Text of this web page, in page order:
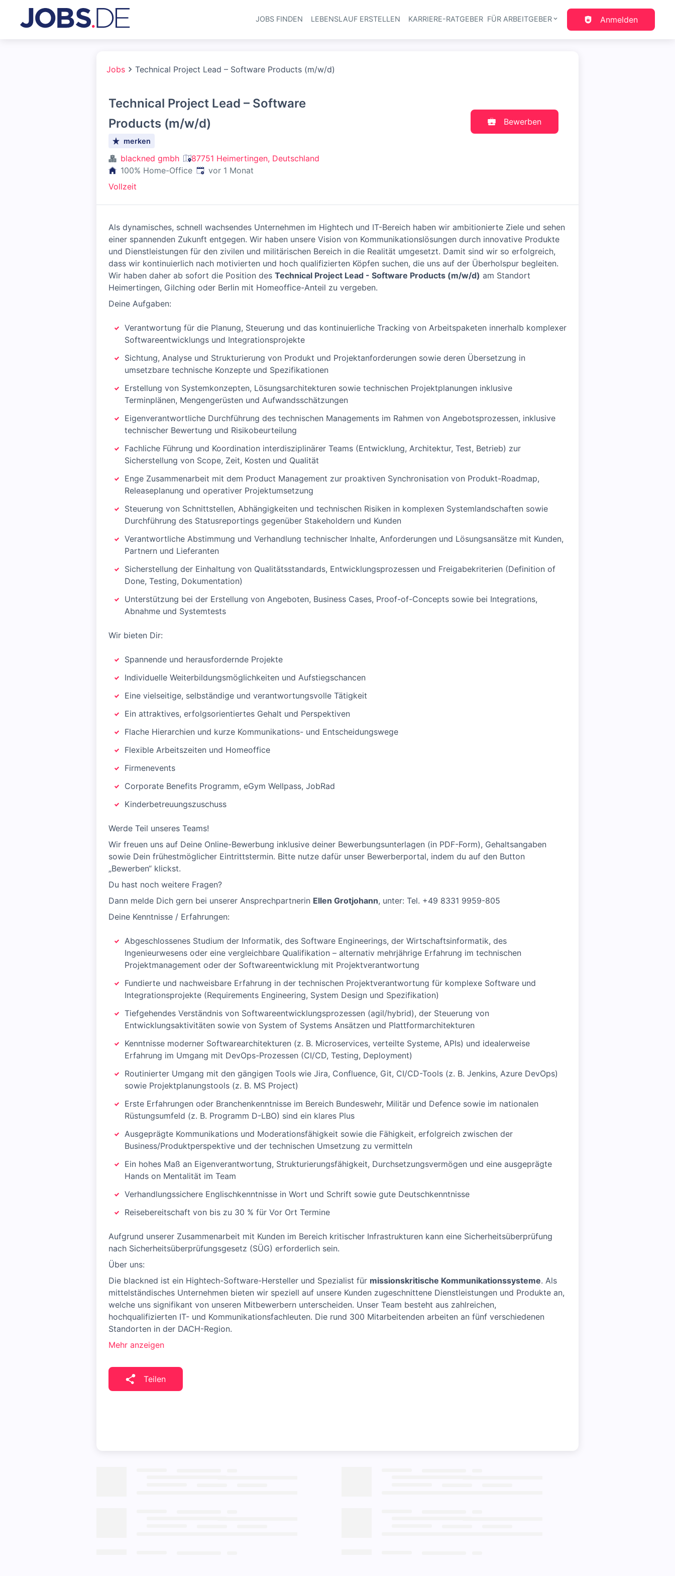
Haupt-Navigation
JOBS FINDEN LEBENSLAUF ERSTELLEN KARRIERE-RATGEBER FÜR ARBEITGEBER Anmelden
Jobs Technical Project Lead – Software Products (m/w/d)
Technical Project Lead – Software
Products (m/w/d)
merken
blackned gmbh
87751 Heimertingen, Deutschland
100% Home-Office Veröffentlicht:
vor 1 Monat
Vollzeit
Bewerben
Als dynamisches, schnell wachsendes Unternehmen im Hightech und IT-Bereich haben wir ambitionierte Ziele und sehen
einer spannenden Zukunft entgegen. Wir haben unsere Vision von Kommunikationslösungen durch innovative Produkte
und Dienstleistungen für den zivilen und militärischen Bereich in die Realität umgesetzt. Damit sind wir so erfolgreich,
dass wir kontinuierlich nach motivierten und hoch qualifizierten Köpfen suchen, die uns auf der Überholspur begleiten.
Wir haben daher ab sofort die Position des Technical Project Lead - Software Products (m/w/d) am Standort
Heimertingen, Gilching oder Berlin mit Homeoffice-Anteil zu vergeben.
Deine Aufgaben:
Verantwortung für die Planung, Steuerung und das kontinuierliche Tracking von Arbeitspaketen innerhalb komplexer
Softwareentwicklungs und Integrationsprojekte
Sichtung, Analyse und Strukturierung von Produkt und Projektanforderungen sowie deren Übersetzung in
umsetzbare technische Konzepte und Spezifikationen
Erstellung von Systemkonzepten, Lösungsarchitekturen sowie technischen Projektplanungen inklusive
Terminplänen, Mengengerüsten und Aufwandsschätzungen
Eigenverantwortliche Durchführung des technischen Managements im Rahmen von Angebotsprozessen, inklusive
technischer Bewertung und Risikobeurteilung
Fachliche Führung und Koordination interdisziplinärer Teams (Entwicklung, Architektur, Test, Betrieb) zur
Sicherstellung von Scope, Zeit, Kosten und Qualität
Enge Zusammenarbeit mit dem Product Management zur proaktiven Synchronisation von Produkt-Roadmap,
Releaseplanung und operativer Projektumsetzung
Steuerung von Schnittstellen, Abhängigkeiten und technischen Risiken in komplexen Systemlandschaften sowie
Durchführung des Statusreportings gegenüber Stakeholdern und Kunden
Verantwortliche Abstimmung und Verhandlung technischer Inhalte, Anforderungen und Lösungsansätze mit Kunden,
Partnern und Lieferanten
Sicherstellung der Einhaltung von Qualitätsstandards, Entwicklungsprozessen und Freigabekriterien (Definition of
Done, Testing, Dokumentation)
Unterstützung bei der Erstellung von Angeboten, Business Cases, Proof-of-Concepts sowie bei Integrations,
Abnahme und Systemtests
Wir bieten Dir:
Spannende und herausfordernde Projekte
Individuelle Weiterbildungsmöglichkeiten und Aufstiegschancen
Eine vielseitige, selbständige und verantwortungsvolle Tätigkeit
Ein attraktives, erfolgsorientiertes Gehalt und Perspektiven
Flache Hierarchien und kurze Kommunikations- und Entscheidungswege
Flexible Arbeitszeiten und Homeoffice
Firmenevents
Corporate Benefits Programm, eGym Wellpass, JobRad
Kinderbetreuungszuschuss
Werde Teil unseres Teams!
Wir freuen uns auf Deine Online-Bewerbung inklusive deiner Bewerbungsunterlagen (in PDF-Form), Gehaltsangaben
sowie Dein frühestmöglicher Eintrittstermin. Bitte nutze dafür unser Bewerberportal, indem du auf den Button
„Bewerben“ klickst.
Du hast noch weitere Fragen?
Dann melde Dich gern bei unserer Ansprechpartnerin Ellen Grotjohann, unter: Tel. +49 8331 9959-805
Deine Kenntnisse / Erfahrungen:
Abgeschlossenes Studium der Informatik, des Software Engineerings, der Wirtschaftsinformatik, des
Ingenieurwesens oder eine vergleichbare Qualifikation – alternativ mehrjährige Erfahrung im technischen
Projektmanagement oder der Softwareentwicklung mit Projektverantwortung
Fundierte und nachweisbare Erfahrung in der technischen Projektverantwortung für komplexe Software und
Integrationsprojekte (Requirements Engineering, System Design und Spezifikation)
Tiefgehendes Verständnis von Softwareentwicklungsprozessen (agil/hybrid), der Steuerung von
Entwicklungsaktivitäten sowie von System of Systems Ansätzen und Plattformarchitekturen
Kenntnisse moderner Softwarearchitekturen (z. B. Microservices, verteilte Systeme, APIs) und idealerweise
Erfahrung im Umgang mit DevOps-Prozessen (CI/CD, Testing, Deployment)
Routinierter Umgang mit den gängigen Tools wie Jira, Confluence, Git, CI/CD-Tools (z. B. Jenkins, Azure DevOps)
sowie Projektplanungstools (z. B. MS Project)
Erste Erfahrungen oder Branchenkenntnisse im Bereich Bundeswehr, Militär und Defence sowie im nationalen
Rüstungsumfeld (z. B. Programm D-LBO) sind ein klares Plus
Ausgeprägte Kommunikations und Moderationsfähigkeit sowie die Fähigkeit, erfolgreich zwischen der
Business/Produktperspektive und der technischen Umsetzung zu vermitteln
Ein hohes Maß an Eigenverantwortung, Strukturierungsfähigkeit, Durchsetzungsvermögen und eine ausgeprägte
Hands on Mentalität im Team
Verhandlungssichere Englischkenntnisse in Wort und Schrift sowie gute Deutschkenntnisse
Reisebereitschaft von bis zu 30 % für Vor Ort Termine
Aufgrund unserer Zusammenarbeit mit Kunden im Bereich kritischer Infrastrukturen kann eine Sicherheitsüberprüfung
nach Sicherheitsüberprüfungsgesetz (SÜG) erforderlich sein.
Über uns:
Die blackned ist ein Hightech-Software-Hersteller und Spezialist für missionskritische Kommunikationssysteme. Als
mittelständisches Unternehmen bieten wir speziell auf unsere Kunden zugeschnittene Dienstleistungen und Produkte an,
welche uns signifikant von unseren Mitbewerbern unterscheiden. Unser Team besteht aus zahlreichen,
hochqualifizierten IT- und Kommunikationsfachleuten. Die rund 300 Mitarbeitenden arbeiten an fünf verschiedenen
Standorten in der DACH-Region.
Mehr anzeigen
Teilen